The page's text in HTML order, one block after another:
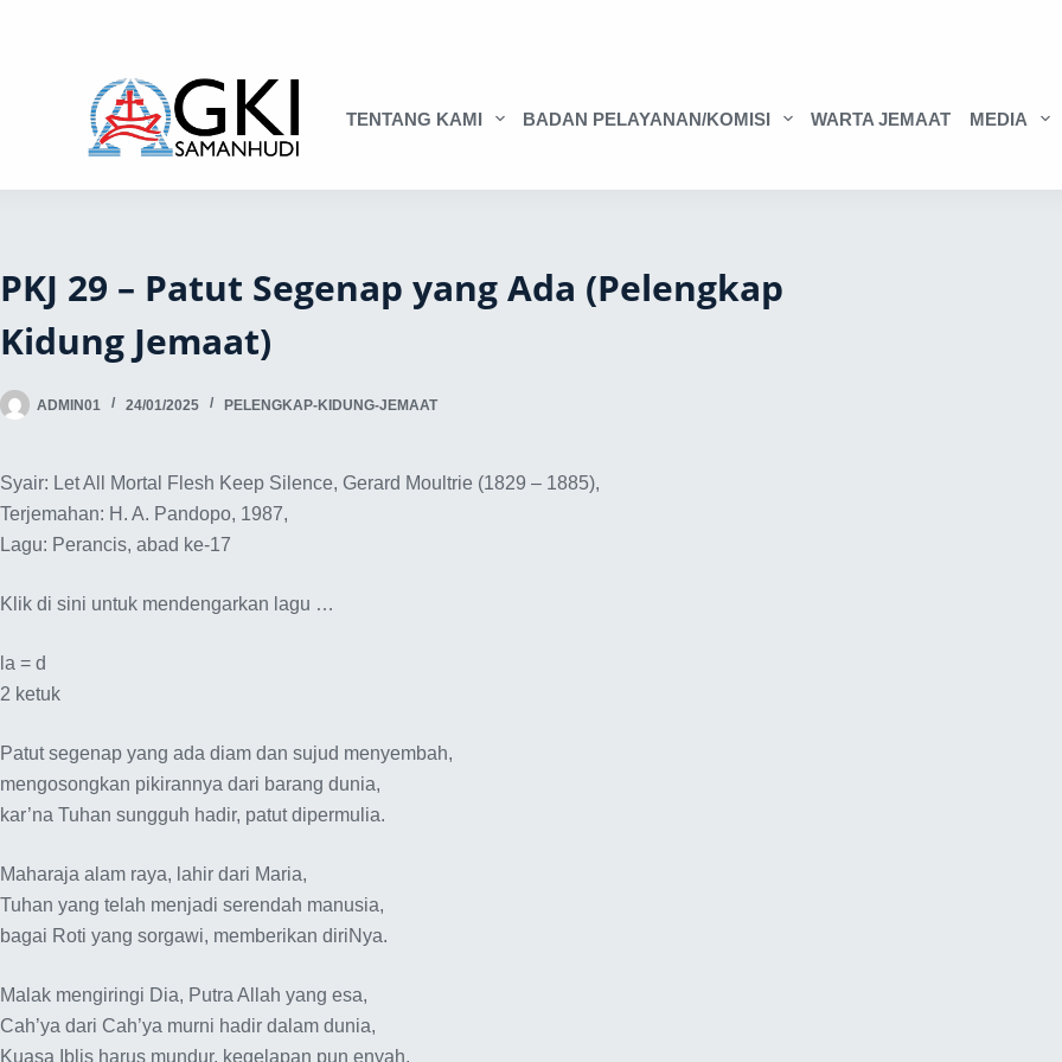
TENTANG KAMI BADAN PELAYANAN/KOMISI WARTA JEMAAT MEDIA
PKJ 29 – Patut Segenap yang Ada (Pelengkap
Kidung Jemaat)
ADMIN01 24/01/2025 PELENGKAP-KIDUNG-JEMAAT
Syair: Let All Mortal Flesh Keep Silence, Gerard Moultrie (1829 – 1885),
Terjemahan: H. A. Pandopo, 1987,
Lagu: Perancis, abad ke-17
Klik di sini untuk mendengarkan lagu …
la = d
2 ketuk
Patut segenap yang ada diam dan sujud menyembah,
mengosongkan pikirannya dari barang dunia,
kar’na Tuhan sungguh hadir, patut dipermulia.
Maharaja alam raya, lahir dari Maria,
Tuhan yang telah menjadi serendah manusia,
bagai Roti yang sorgawi, memberikan diriNya.
Malak mengiringi Dia, Putra Allah yang esa,
Cah’ya dari Cah’ya murni hadir dalam dunia,
Kuasa Iblis harus mundur, kegelapan pun enyah.